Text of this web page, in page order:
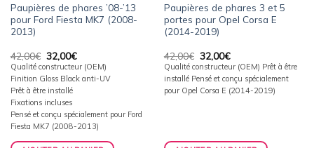
Paupières de phares ’08-’13
pour Ford Fiesta MK7 (2008-
2013)
42,00€ Le
prix
initial
était :
42,00€.
32,00€Le
prix
actuel
est :
Qualité constructeur (OEM)
Finition Gloss Black anti-UV
Prêt à être installé
Fixations incluses
Pensé et conçu spécialement pour Ford
Fiesta MK7 (2008-2013)
Paupières de phares 3 et 5
portes pour Opel Corsa E
(2014-2019)
42,00€ Le
prix
initial
était :
42,00€.
32,00€Le
prix
actuel
est :
32,00€.
Qualité constructeur (OEM) Prêt à être
installé Pensé et conçu spécialement
pour Opel Corsa E (2014-2019)